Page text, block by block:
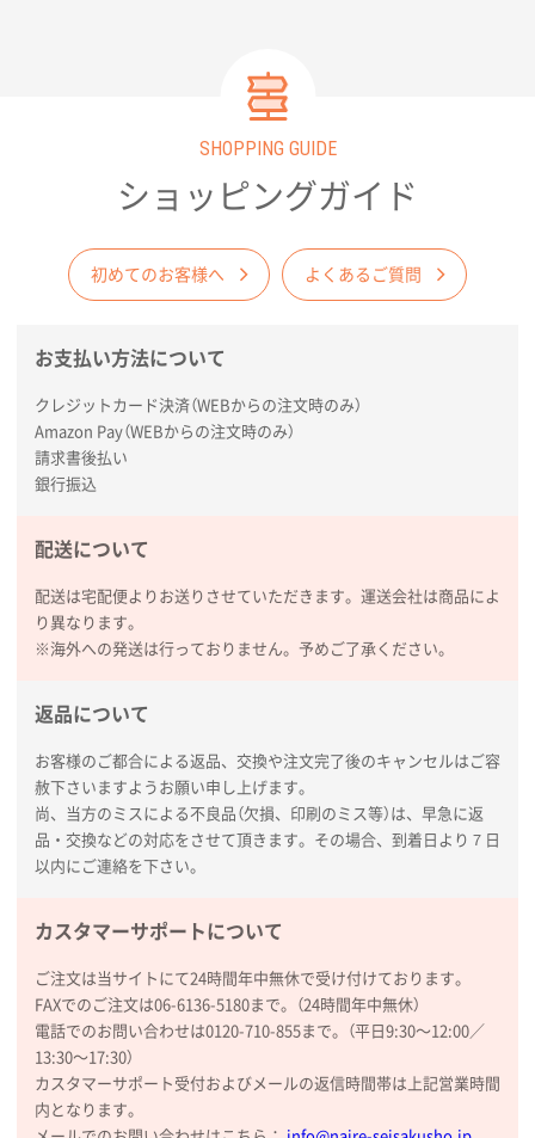
SHOPPING GUIDE
ショッピングガイド
初めてのお客様へ よくあるご質問
お支払い方法について
クレジットカード決済（WEBからの注文時のみ）
Amazon Pay（WEBからの注文時のみ）
請求書後払い
銀行振込
配送について
配送は宅配便よりお送りさせていただきます。運送会社は商品によ
り異なります。
※海外への発送は行っておりません。予めご了承ください。
返品について
お客様のご都合による返品、交換や注文完了後のキャンセルはご容
赦下さいますようお願い申し上げます。
尚、当方のミスによる不良品（欠損、印刷のミス等）は、早急に返
品・交換などの対応をさせて頂きます。その場合、到着日より７日
以内にご連絡を下さい。
カスタマーサポートについて
ご注文は当サイトにて24時間年中無休で受け付けております。
FAXでのご注文は06-6136-5180まで。（24時間年中無休）
電話でのお問い合わせは0120-710-855まで。（平日9:30〜12:00／
13:30〜17:30）
カスタマーサポート受付およびメールの返信時間帯は上記営業時間
内となります。